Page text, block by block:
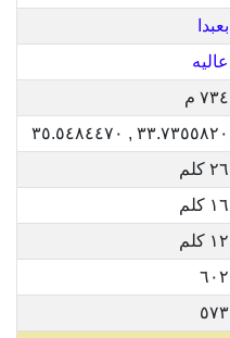
بعبدا
عاليه
٧٣٤ م
٣٣.٧٣٥٥٨٢٠ , ٣٥.٥٤٨٤٤٧٠
٢٦ كلم
١٦ كلم
١٢ كلم
٦٠٢
٥٧٣